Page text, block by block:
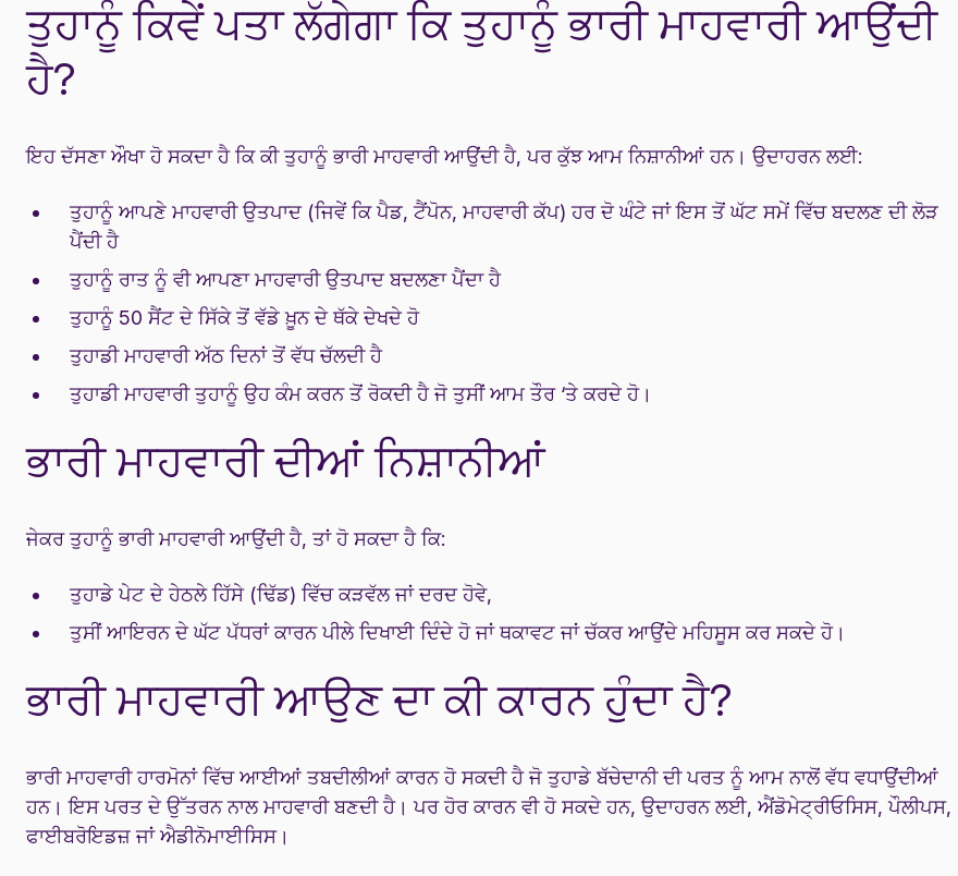
ਤੁਹਾਨੂੰ ਕਿਵੇਂ ਪਤਾ ਲੱਗੇਗਾ ਕਿ ਤੁਹਾਨੂੰ ਭਾਰੀ ਮਾਹਵਾਰੀ ਆਉਂਦੀ
ਹੈ?
ਇਹ ਦੱਸਣਾ ਔਖਾ ਹੋ ਸਕਦਾ ਹੈ ਕਿ ਕੀ ਤੁਹਾਨੂੰ ਭਾਰੀ ਮਾਹਵਾਰੀ ਆਉਂਦੀ ਹੈ, ਪਰ ਕੁੱਝ ਆਮ ਨਿਸ਼ਾਨੀਆਂ ਹਨ। ਉਦਾਹਰਨ ਲਈ:
ਤੁਹਾਨੂੰ ਆਪਣੇ ਮਾਹਵਾਰੀ ਉਤਪਾਦ (ਜਿਵੇਂ ਕਿ ਪੈਡ, ਟੈਂਪੋਨ, ਮਾਹਵਾਰੀ ਕੱਪ) ਹਰ ਦੋ ਘੰਟੇ ਜਾਂ ਇਸ ਤੋਂ ਘੱਟ ਸਮੇਂ ਵਿੱਚ ਬਦਲਣ ਦੀ ਲੋੜ
ਪੈਂਦੀ ਹੈ
ਤੁਹਾਨੂੰ ਰਾਤ ਨੂੰ ਵੀ ਆਪਣਾ ਮਾਹਵਾਰੀ ਉਤਪਾਦ ਬਦਲਣਾ ਪੈਂਦਾ ਹੈ
ਤੁਹਾਨੂੰ 50 ਸੈਂਟ ਦੇ ਸਿੱਕੇ ਤੋਂ ਵੱਡੇ ਖ਼ੂਨ ਦੇ ਥੱਕੇ ਦੇਖਦੇ ਹੋ
ਤੁਹਾਡੀ ਮਾਹਵਾਰੀ ਅੱਠ ਦਿਨਾਂ ਤੋਂ ਵੱਧ ਚੱਲਦੀ ਹੈ
ਤੁਹਾਡੀ ਮਾਹਵਾਰੀ ਤੁਹਾਨੂੰ ਉਹ ਕੰਮ ਕਰਨ ਤੋਂ ਰੋਕਦੀ ਹੈ ਜੋ ਤੁਸੀਂ ਆਮ ਤੌਰ ‘ਤੇ ਕਰਦੇ ਹੋ।
ਭਾਰੀ ਮਾਹਵਾਰੀ ਦੀਆਂ ਨਿਸ਼ਾਨੀਆਂ
ਜੇਕਰ ਤੁਹਾਨੂੰ ਭਾਰੀ ਮਾਹਵਾਰੀ ਆਉਂਦੀ ਹੈ, ਤਾਂ ਹੋ ਸਕਦਾ ਹੈ ਕਿ:
ਤੁਹਾਡੇ ਪੇਟ ਦੇ ਹੇਠਲੇ ਹਿੱਸੇ (ਢਿੱਡ) ਵਿੱਚ ਕੜਵੱਲ ਜਾਂ ਦਰਦ ਹੋਵੇ,
ਤੁਸੀਂ ਆਇਰਨ ਦੇ ਘੱਟ ਪੱਧਰਾਂ ਕਾਰਨ ਪੀਲੇ ਦਿਖਾਈ ਦਿੰਦੇ ਹੋ ਜਾਂ ਥਕਾਵਟ ਜਾਂ ਚੱਕਰ ਆਉਂਦੇ ਮਹਿਸੂਸ ਕਰ ਸਕਦੇ ਹੋ।
ਭਾਰੀ ਮਾਹਵਾਰੀ ਆਉਣ ਦਾ ਕੀ ਕਾਰਨ ਹੁੰਦਾ ਹੈ?
ਭਾਰੀ ਮਾਹਵਾਰੀ ਹਾਰਮੋਨਾਂ ਵਿੱਚ ਆਈਆਂ ਤਬਦੀਲੀਆਂ ਕਾਰਨ ਹੋ ਸਕਦੀ ਹੈ ਜੋ ਤੁਹਾਡੇ ਬੱਚੇਦਾਨੀ ਦੀ ਪਰਤ ਨੂੰ ਆਮ ਨਾਲੋਂ ਵੱਧ ਵਧਾਉਂਦੀਆਂ
ਹਨ। ਇਸ ਪਰਤ ਦੇ ਉੱਤਰਨ ਨਾਲ ਮਾਹਵਾਰੀ ਬਣਦੀ ਹੈ। ਪਰ ਹੋਰ ਕਾਰਨ ਵੀ ਹੋ ਸਕਦੇ ਹਨ, ਉਦਾਹਰਨ ਲਈ, ਐਂਡੋਮੇਟ੍ਰੀਓਸਿਸ, ਪੌਲੀਪਸ,
ਫਾਈਬਰੋਇਡਜ਼ ਜਾਂ ਐਡੀਨੋਮਾਈਸਿਸ।